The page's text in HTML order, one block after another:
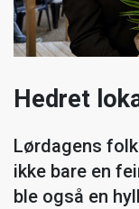
Hedret
Lørdagens
ikke bare en
ble også en